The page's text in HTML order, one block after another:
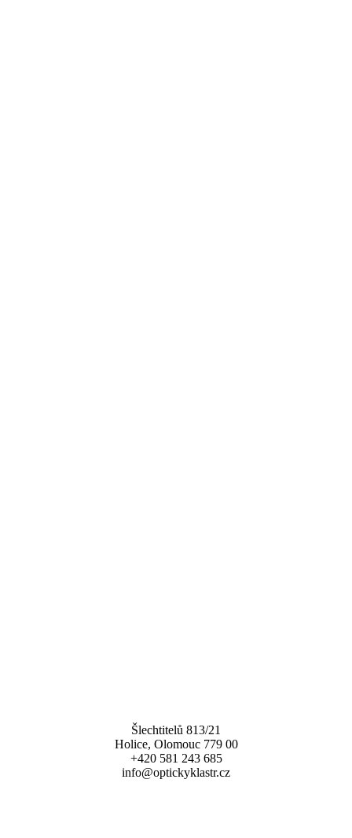
Šlechtitelů 813/21
Holice, Olomouc 779 00
+420 581 243 685
info@optickyklastr.cz